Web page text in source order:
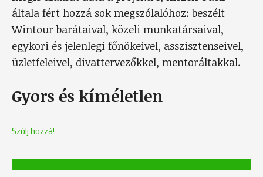
általa fért hozzá sok megszólalóhoz: beszélt
Wintour barátaival, közeli munkatársaival,
egykori és jelenlegi főnökeivel, asszisztenseivel,
üzletfeleivel, divattervezőkkel, mentoráltakkal.
Gyors és kíméletlen
Szólj hozzá!